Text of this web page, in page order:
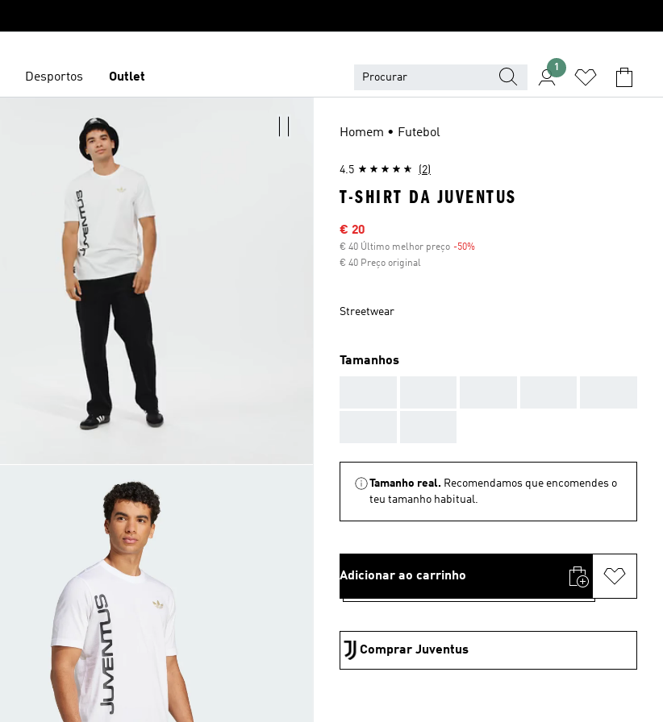
Desportos Outlet
1
Homem • Futebol
4.5 (2)
T-SHIRT DA JUVENTUS
Preço com desconto
€ 20
€ 40 Último melhor preço -50%
€ 40 Preço original
Streetwear
Tamanhos
Tamanho real. Recomendamos que encomendes o
teu tamanho habitual.
Adicionar ao carrinho
Comprar Juventus